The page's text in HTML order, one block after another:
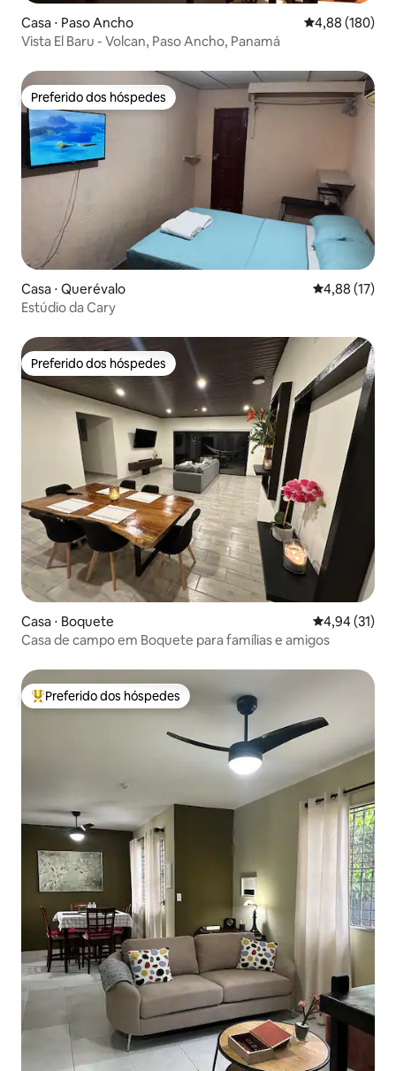
Casa ⋅ Paso Ancho 4,88 de uma
4,88 (180)
Vista El Baru - Volcan, Paso Ancho, Panamá
Preferido dos hóspedes
Preferido dos hóspedes
Casa ⋅ Querévalo 4,88 de uma
4,88 (17)
Estúdio da Cary
Preferido dos hóspedes
Preferido dos hóspedes
Casa ⋅ Boquete 4,94 de uma
4,94 (31)
Casa de campo em Boquete para famílias e amigos
Entre os melhores preferidos dos hóspedes
Preferido dos hóspedes